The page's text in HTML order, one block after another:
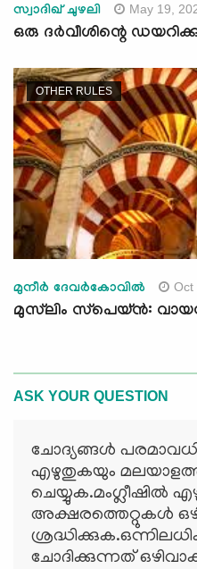
സ്വാദിഖ് ചുഴലി May 19,
ഒരു ദർവീശിന്റെ
OTHER RULES
മുനീര്‍ ദേവര്‍കോവില്‍ Oct
മുസ്‌ലിം സ്‌പെയ്ന്‍:
ASK YOUR QUESTION
ചോദ്യങ്ങള്‍
എഴുതുകയും
ചെയ്യുക.മംഗ്ലീഷില്‍
അക്ഷരത്തെറ്റുകള്‍
ചോദിക്കുന്നത്